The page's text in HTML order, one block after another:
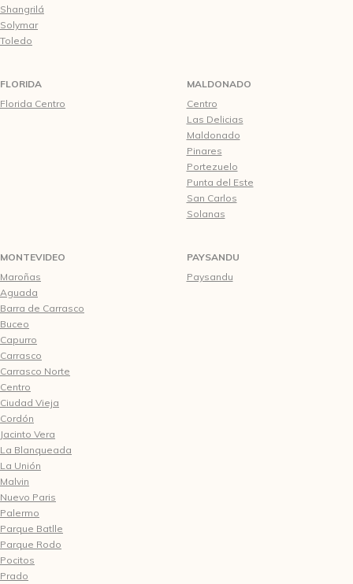
Shangrilá
Solymar
Toledo
FLORIDA
Florida Centro
MALDONADO
Centro
Las Delicias
Maldonado
Pinares
Portezuelo
Punta del Este
San Carlos
Solanas
MONTEVIDEO
Maroñas
Aguada
Barra de Carrasco
Buceo
Capurro
Carrasco
Carrasco Norte
Centro
Ciudad Vieja
Cordón
Jacinto Vera
La Blanqueada
La Unión
Malvin
Nuevo Paris
Palermo
Parque Batlle
Parque Rodo
Pocitos
Prado
PAYSANDU
Paysandu